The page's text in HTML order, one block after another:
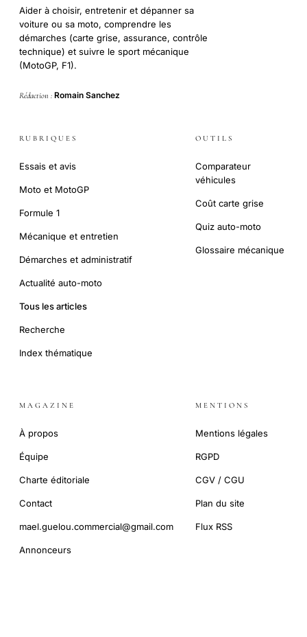
Aider à choisir, entretenir et dépanner sa
voiture ou sa moto, comprendre les
démarches (carte grise, assurance, contrôle
technique) et suivre le sport mécanique
(MotoGP, F1).
Rédaction : Romain Sanchez
RUBRIQUES
Essais et avis
Moto et MotoGP
Formule 1
Mécanique et entretien
Démarches et administratif
Actualité auto-moto
Tous les articles
Recherche
Index thématique
OUTILS
Comparateur
véhicules
Coût carte grise
Quiz auto-moto
Glossaire mécanique
MAGAZINE
À propos
Équipe
Charte éditoriale
Contact
mael.guelou.commercial@gmail.com
Annonceurs
MENTIONS
Mentions légales
RGPD
CGV / CGU
Plan du site
Flux RSS